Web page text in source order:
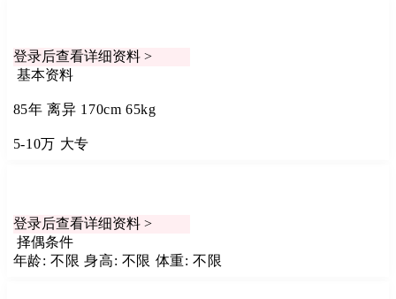
登录后查看详细资料 >
基本资料
85年离异 170cm65kg
5-10万 大专
登录后查看详细资料 >
择偶条件
年龄: 不限身高: 不限 体重: 不限